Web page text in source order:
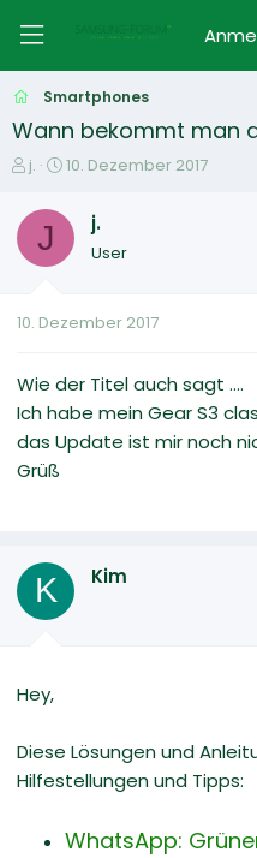
Smartphones
Wann bekommt man
E
s
e
e
j.
E
s
e
t
m
10. Dezember 2017
J j.
User
10. Dezember 2017
Wie der Titel auch sagt ....
Ich habe mein Gear S3
das Update ist mir noch
Grüß
K Kim
Hey,
Diese Lösungen und
Hilfestellungen und Tipps:
WhatsApp: